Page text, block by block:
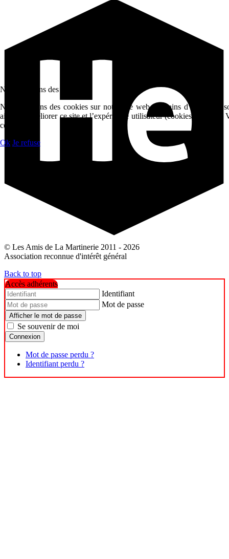
© Les Amis de La Martinerie 2011 - 2026
Association reconnue d'intérêt général
Back to top
Accès adhérents
Identifiant
Mot de passe
Afficher le mot de passe
Se souvenir de moi
Connexion
Mot de passe perdu ?
Identifiant perdu ?
Nous utilisons des cookies
Nous utilisons des cookies sur notre site web. Certains d’entre eux
aident à améliorer ce site et l’expérience utilisateur (cookies
ces cookies.
Ok Je refuse